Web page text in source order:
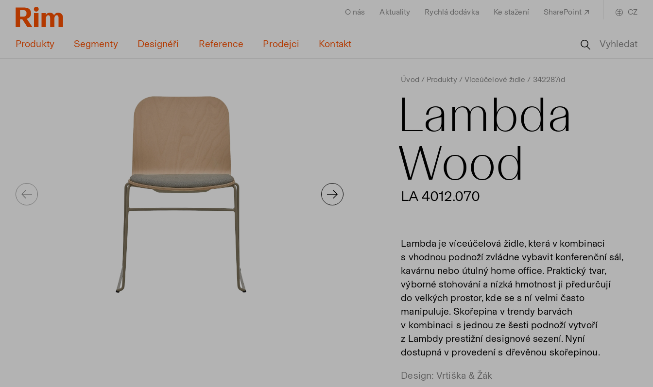
O nás Aktuality Rychlá dodávka Ke stažení SharePoint CZ
Produkty Segmenty Designéři Reference Prodejci Kontakt Vyhledat
Úvod Produkty Víceúčelové židle 342287id
Lambda
Wood
LA 4012.070
Lambda je víceúčelová židle, která v kombinaci
s vhodnou podnoží zvládne vybavit konferenční sál,
kavárnu nebo útulný home office. Praktický tvar,
výborné stohování a nízká hmotnost ji předurčují
do velkých prostor, kde se s ní velmi často
manipuluje. Skořepina v trendy barvách
v kombinaci s jednou ze šesti podnoží vytvoří
z Lambdy prestižní designové sezení. Nyní
dostupná v provedení s dřevěnou skořepinou.
Design: Vrtiška & Žák